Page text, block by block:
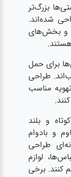
بزرگ‌تر
شده‌اند.
و بخش‌های
برای حمل
طراحی
مناسب
و بلند
و بادوام
طراحی
لوازم
کنند. برخی